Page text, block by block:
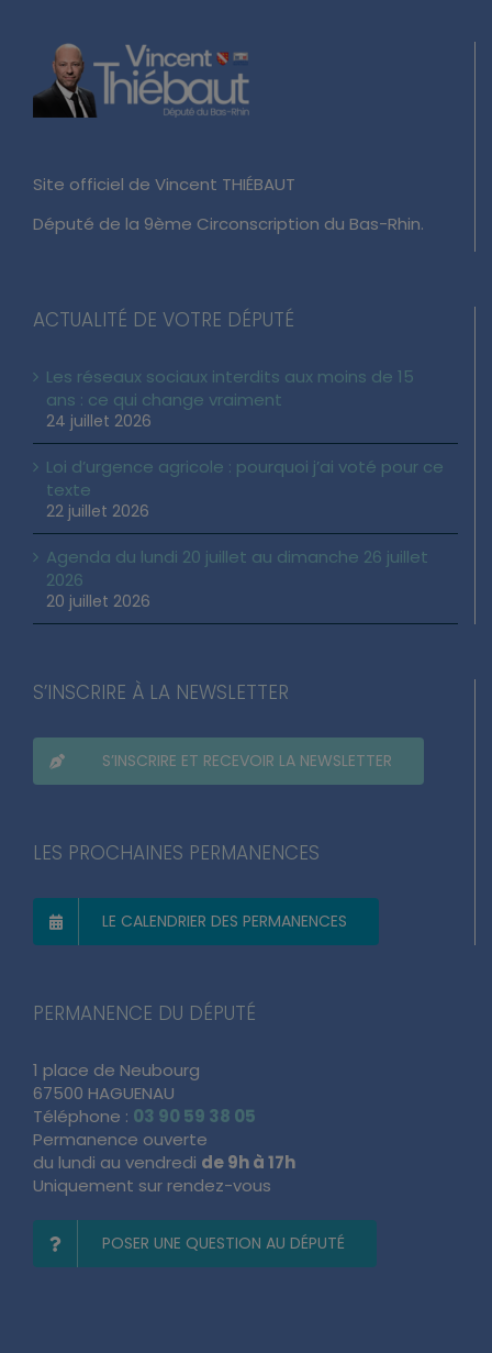
Site officiel de Vincent THIÉBAUT
Député de la 9ème Circonscription du Bas-Rhin.
ACTUALITÉ DE VOTRE DÉPUTÉ
Les réseaux sociaux interdits aux moins de 15
ans : ce qui change vraiment
24 juillet 2026
Loi d’urgence agricole : pourquoi j’ai voté pour ce
texte
22 juillet 2026
Agenda du lundi 20 juillet au dimanche 26 juillet
2026
20 juillet 2026
S’INSCRIRE À LA NEWSLETTER
S’INSCRIRE ET RECEVOIR LA NEWSLETTER
LES PROCHAINES PERMANENCES
LE CALENDRIER DES PERMANENCES
PERMANENCE DU DÉPUTÉ
1 place de Neubourg
67500 HAGUENAU
Téléphone : 03 90 59 38 05
Permanence ouverte
du lundi au vendredi de 9h à 17h
Uniquement sur rendez-vous
POSER UNE QUESTION AU DÉPUTÉ